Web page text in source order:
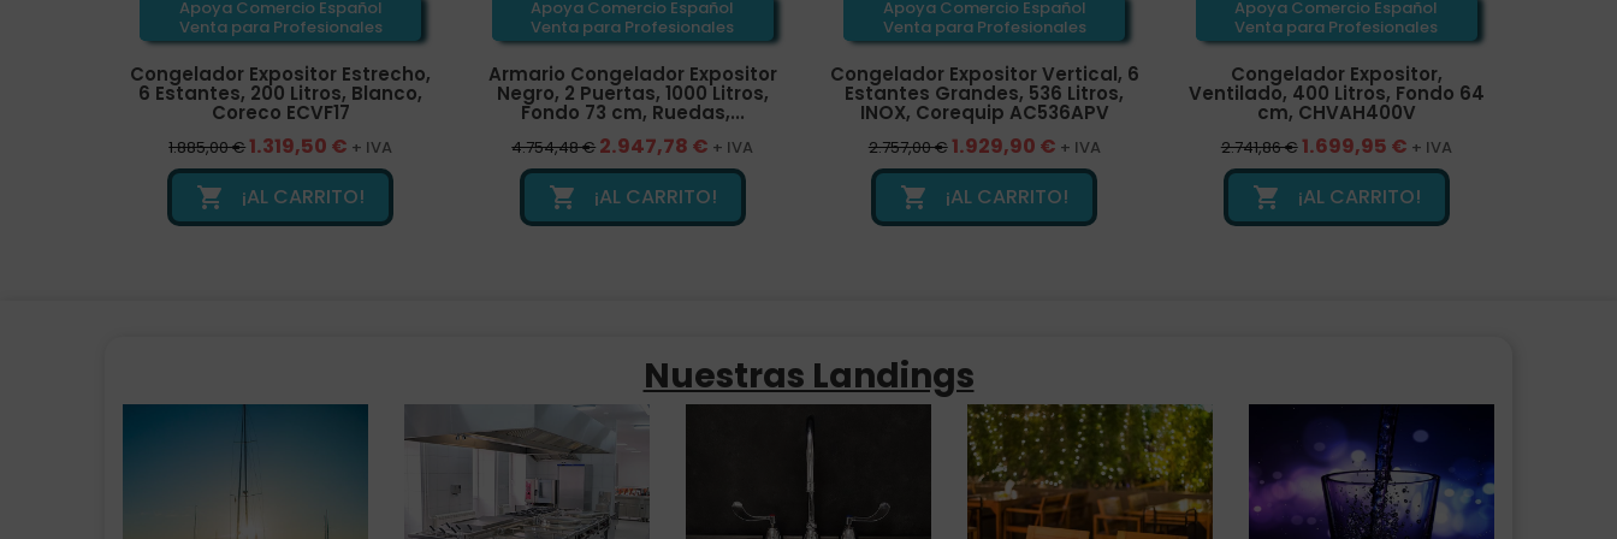
Apoya Comercio Español
Venta para Profesionales
Congelador Expositor Estrecho,
6 Estantes, 200 Litros, Blanco,
Coreco ECVF17
1.885,00 €1.319,50 € + IVA
 ¡AL CARRITO!
Apoya Comercio Español
Venta para Profesionales
Armario Congelador Expositor
Negro, 2 Puertas, 1000 Litros,
Fondo 73 cm, Ruedas,...
4.754,48 € 2.947,78 € + IVA
 ¡AL CARRITO!
Apoya Comercio Español
Venta para Profesionales
Congelador Expositor Vertical, 6
Estantes Grandes, 536 Litros,
INOX, Corequip AC536APV
2.757,00 €1.929,90 € + IVA
 ¡AL CARRITO!
Apoya Comercio Español
Venta para Profesionales
Congelador Expositor,
Ventilado, 400 Litros, Fondo 64
cm, CHVAH400V
2.741,86 €1.699,95 € + IVA
 ¡AL CARRITO!
Nuestras Landings